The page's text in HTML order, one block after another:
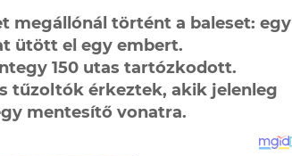
megállónál történt a baleset: egy
ütött el egy embert.
150 utas tartózkodott.
tűzoltók érkeztek, akik jelenleg
mentesítő vonatra.